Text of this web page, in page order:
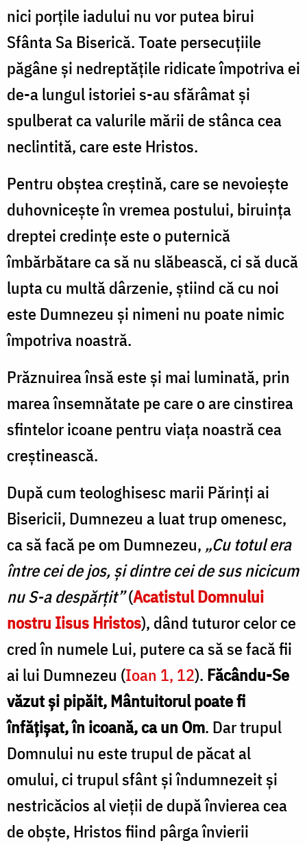
nici porțile iadului nu vor putea birui
Sfânta Sa Biserică. Toate persecuțiile
păgâne și nedreptățile ridicate împotriva ei
de-a lungul istoriei s-au sfărâmat și
spulberat ca valurile mării de stânca cea
neclintită, care este Hristos.
Pentru obștea creștină, care se nevoiește
duhovnicește în vremea postului, biruința
dreptei credințe este o puternică
îmbărbătare ca să nu slăbească, ci să ducă
lupta cu multă dârzenie, știind că cu noi
este Dumnezeu și nimeni nu poate nimic
împotriva noastră.
Prăznuirea însă este și mai luminată, prin
marea însemnătate pe care o are cinstirea
sfintelor icoane pentru viața noastră cea
creștinească.
După cum teologhisesc marii Părinți ai
Bisericii, Dumnezeu a luat trup omenesc,
ca să facă pe om Dumnezeu, „Cu totul era
între cei de jos, și dintre cei de sus nicicum
nu S-a despărțit”(Acatistul Domnului
nostru Iisus Hristos), dând tuturor celor ce
cred în numele Lui, putere ca să se facă fii
ai lui Dumnezeu (Ioan 1, 12). Făcându-Se
văzut și pipăit, Mântuitorul poate fi
înfățișat, în icoană, ca un Om. Dar trupul
Domnului nu este trupul de păcat al
omului, ci trupul sfânt și îndumnezeit și
nestricăcios al vieții de după învierea cea
de obște, Hristos fiind pârga învierii